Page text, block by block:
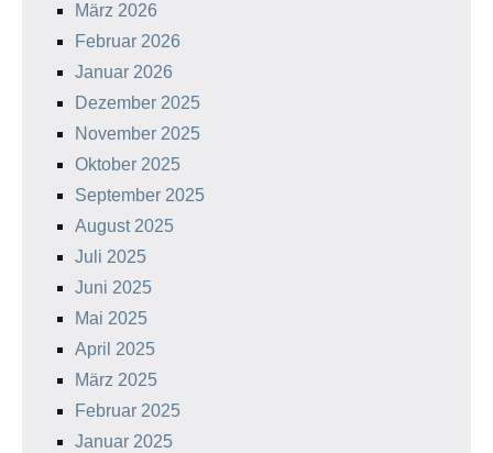
März 2026
Februar 2026
Januar 2026
Dezember 2025
November 2025
Oktober 2025
September 2025
August 2025
Juli 2025
Juni 2025
Mai 2025
April 2025
März 2025
Februar 2025
Januar 2025